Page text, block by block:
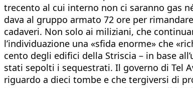
trecento al cui interno non ci saranno gas
dava al gruppo armato 72 ore per
cadaveri. Non solo ai miliziani, che
l’individuazione una «sfida enorme» che
cento degli edifici della Striscia – in base
stati sepolti i sequestrati. Il governo di Tel
riguardo a dieci tombe e che tergiversi di